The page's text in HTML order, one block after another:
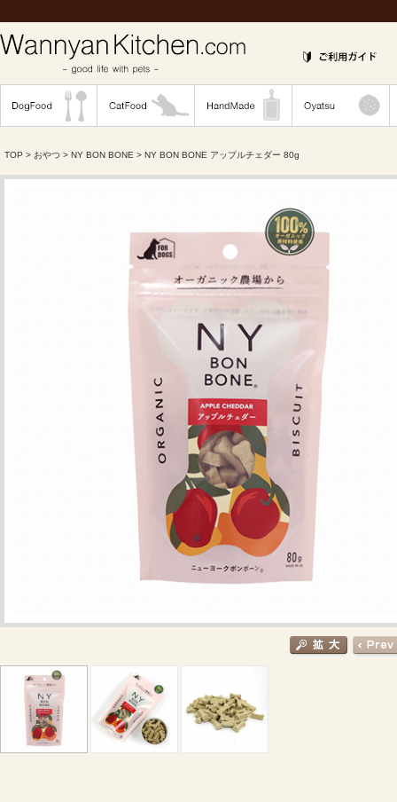
TOP > おやつ > NY BON BONE > NY BON BONE アップルチェダー 80g